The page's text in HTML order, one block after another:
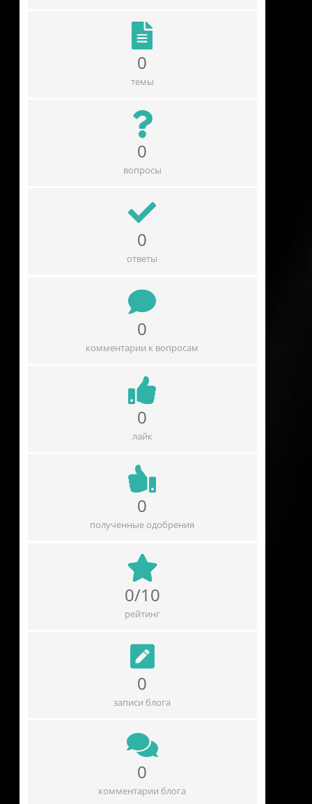
0
темы
0
вопросы
0
ответы
0
комментарии к вопросам
0
лайк
0
полученные одобрения
0/10
рейтинг
0
записи блога
0
комментарии блога